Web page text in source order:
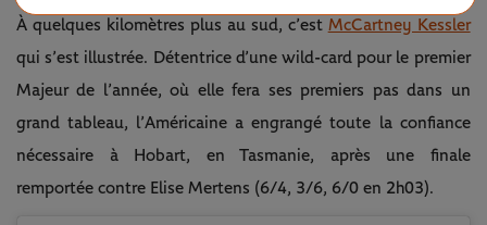
À quelques kilomètres plus au sud, c’est McCartney Kessler
qui s’est illustrée. Détentrice d’une wild-card pour le premier
Majeur de l’année, où elle fera ses premiers pas dans un
grand tableau, l’Américaine a engrangé toute la confiance
nécessaire à Hobart, en Tasmanie, après une finale
remportée contre Elise Mertens (6/4, 3/6, 6/0 en 2h03).